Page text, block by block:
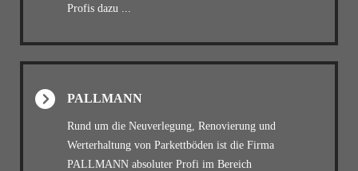
Profis dazu ...
PALLMANN
Rund um die Neuverlegung, Renovierung und
Werterhaltung von Parkettböden ist die Firma
PALLMANN absoluter Profi im Bereich